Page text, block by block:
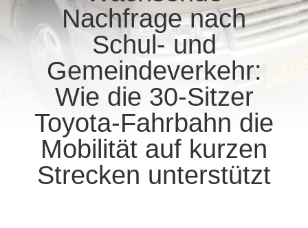
MIT
UNS
VERBINDUNG
FORDERN
SIE EIN
ZITAT
Nachfrage nach
Schul- und
Gemeindeverkehr:
Wie die 30-Sitzer
Toyota-Fahrbahn die
Mobilität auf kurzen
Strecken unterstützt